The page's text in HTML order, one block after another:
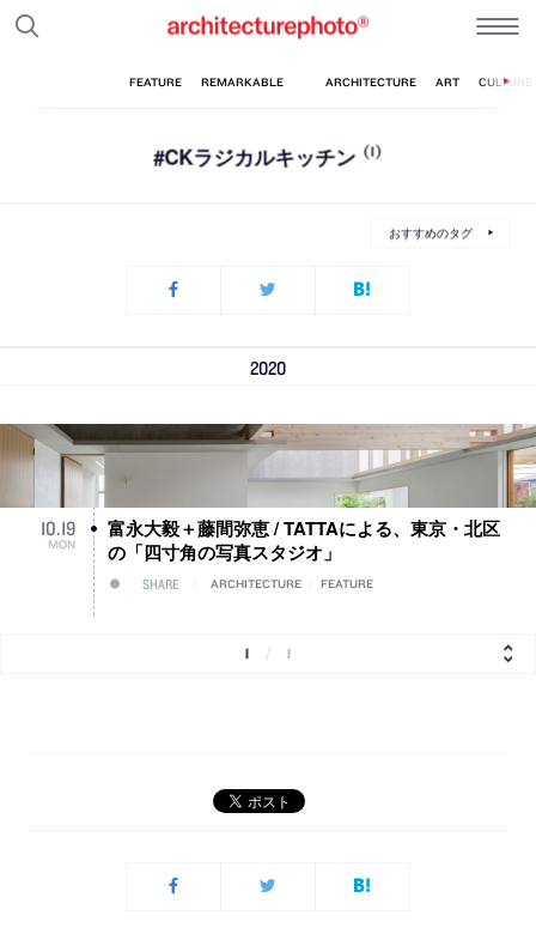
#CKラジカルキッチン (1)
おすすめのタグ
2020
10.19
MON
富永大毅＋藤間弥恵 / TATTAによる、東京・北区
の「四寸角の写真スタジオ」
SHARE ARCHITECTURE FEATURE
1 1